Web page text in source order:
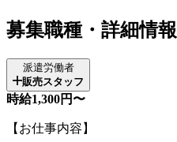
募集職種・詳細情報
派遣労働者
販売スタッフ
時給1,300円〜
【お仕事内容】